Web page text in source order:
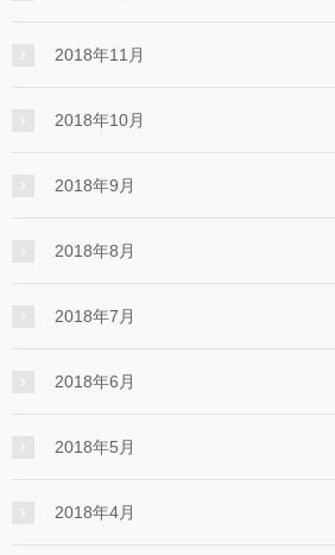
2018年11月
2018年10月
2018年9月
2018年8月
2018年7月
2018年6月
2018年5月
2018年4月